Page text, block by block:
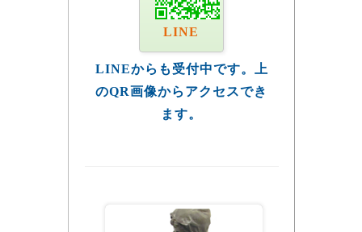
LINE
LINEからも受付中です。上
のQR画像からアクセスでき
ます。